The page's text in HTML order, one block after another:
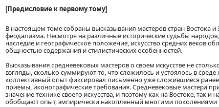
[Предисловие к первому тому]
В настоящем томе собраны высказывания мастеров стран Востока
феодализма. Несмотря на различные исторические судьбы
наследие и географическое положение, искусство средних веков
общностью содержания и стилистических особенностей.
Высказывания средневековых мастеров о своем искусстве не
взгляды, сколько суммируют то, что сложилось и устоялось в
коллективный опыт фиксировал письменно уже сложившиеся
приемы, иконографические требования. Средневековые мастера
значение технике своего искусства, и поэтому как на Востоке, так и
обобщают опыт, эмпирически накопленный многими поколениями